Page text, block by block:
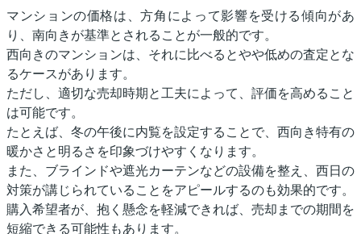
マンションの価格は、方角によって影響を受ける傾向があ
り、南向きが基準とされることが一般的です。
西向きのマンションは、それに比べるとやや低めの査定とな
るケースがあります。
ただし、適切な売却時期と工夫によって、評価を高めること
は可能です。
たとえば、冬の午後に内覧を設定することで、西向き特有の
暖かさと明るさを印象づけやすくなります。
また、ブラインドや遮光カーテンなどの設備を整え、西日の
対策が講じられていることをアピールするのも効果的です。
購入希望者が、抱く懸念を軽減できれば、売却までの期間を
短縮できる可能性もあります。